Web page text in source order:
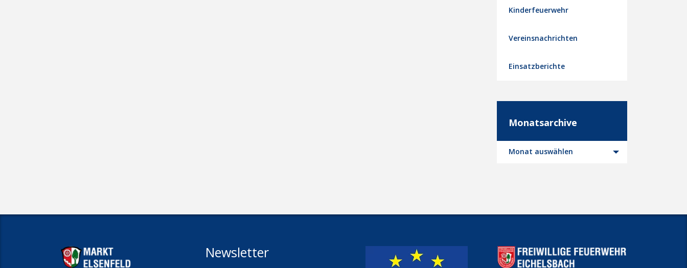
Kinderfeuerwehr
Vereinsnachrichten
Einsatzberichte
Monatsarchive
Monatsarchive
Monat auswählen
Newsletter